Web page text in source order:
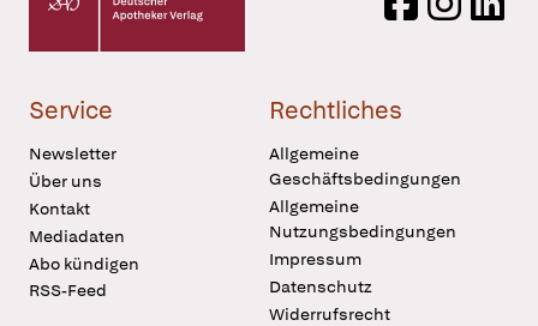
Service
Newsletter
Über uns
Kontakt
Mediadaten
Abo kündigen
RSS-Feed
Rechtliches
Allgemeine
Geschäftsbedingungen
Allgemeine
Nutzungsbedingungen
Impressum
Datenschutz
Widerrufsrecht